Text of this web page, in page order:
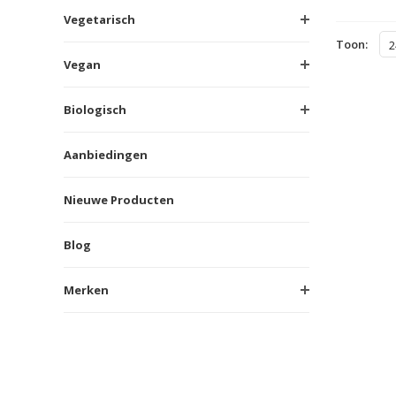
Vegetarisch
Vegan
Biologisch
Aanbiedingen
Nieuwe Producten
Blog
Merken
Toon: